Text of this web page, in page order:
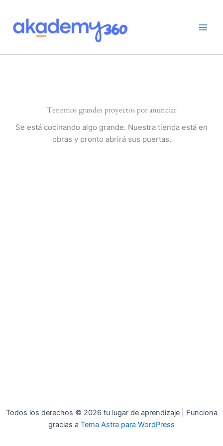
contenido
Tenemos grandes proyectos por anunciar
Se está cocinando algo grande. Nuestra tienda está en
obras y pronto abrirá sus puertas.
Todos los derechos © 2026 tu lugar de aprendizaje | Funciona
gracias a Tema Astra para WordPress